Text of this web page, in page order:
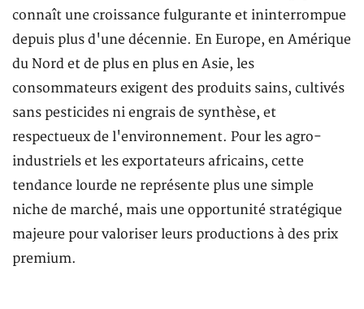
connaît une croissance fulgurante et ininterrompue
depuis plus d'une décennie. En Europe, en Amérique
du Nord et de plus en plus en Asie, les
consommateurs exigent des produits sains, cultivés
sans pesticides ni engrais de synthèse, et
respectueux de l'environnement. Pour les agro-
industriels et les exportateurs africains, cette
tendance lourde ne représente plus une simple
niche de marché, mais une opportunité stratégique
majeure pour valoriser leurs productions à des prix
premium.